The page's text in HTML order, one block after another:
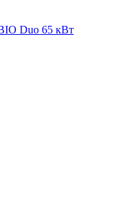
Duo 65 кВт